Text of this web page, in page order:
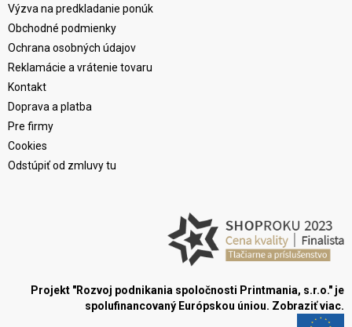
Výzva na predkladanie ponúk
Obchodné podmienky
Ochrana osobných údajov
Reklamácie a vrátenie tovaru
Kontakt
Doprava a platba
Pre firmy
Cookies
Odstúpiť od zmluvy tu
Projekt "Rozvoj podnikania spoločnosti Printmania, s.r.o." je
spolufinancovaný Európskou úniou. Zobraziť viac.